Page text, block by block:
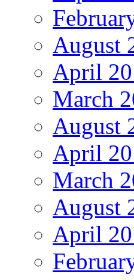
August
April
March
August
April
March
August
April